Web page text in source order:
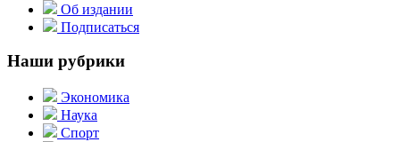
Об издании
Подписаться
Наши рубрики
Экономика
Наука
Спорт